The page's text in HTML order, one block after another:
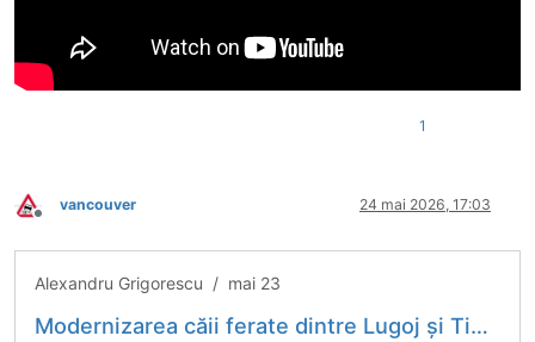
1
Deconectat
vancouver 24 mai 2026, 17:03
Alexandru Grigorescu / mai 23
Modernizarea căii ferate dintre Lugoj și Timișoara a depășit 70%, iar proiectul va atinge jalonul PNRR din această vară, spune un secretar de stat la Transporturi